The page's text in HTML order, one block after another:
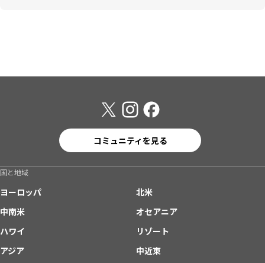
コミュニティを見る
国と地域
ヨーロッパ
北米
中南米
オセアニア
ハワイ
リゾート
アジア
中近東